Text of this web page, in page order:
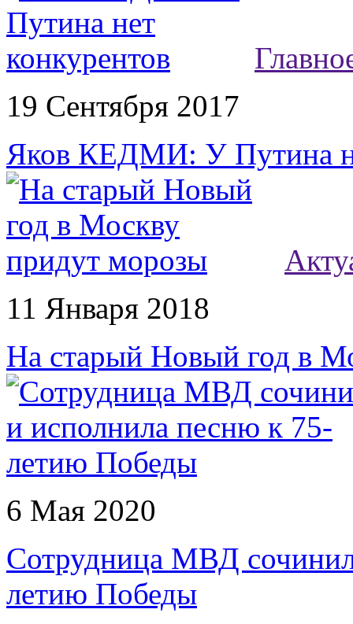
19 Сентября 2017
Яков КЕДМИ: У Путина
11 Января 2018
На старый Новый год в
6 Мая 2020
Сотрудница МВД
летию Победы